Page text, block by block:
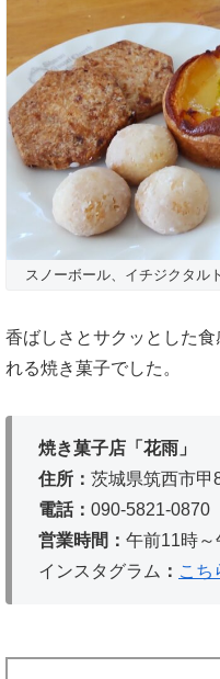
スノーボール、イチジクタル
香ばしさとサクッとした
れる焼き菓子でした。
焼き菓子店「花雨」
住所： 茨城県筑西市甲
電話： 090-5821-0870
営業時間： 午前11時～
インスタグラム ： こち